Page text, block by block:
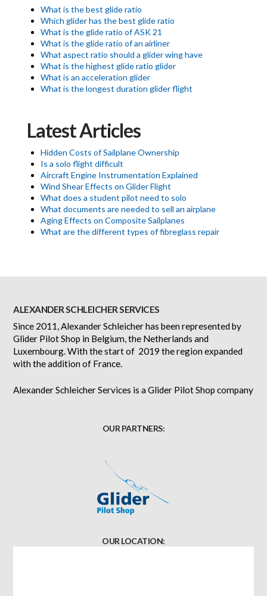
What is the best glide ratio
Which glider has the best glide ratio
What is the glide ratio of ASK 21
What is the glide ratio of an airliner
What aspect ratio should a glider wing have
What is the highest glide ratio glider
What is an acceleration glider
What is the longest duration glider flight
Latest Articles
Hidden Costs of Sailplane Ownership
Is a solo flight difficult
Aircraft Engine Instrumentation Explained
Wind Shear Effects on Glider Flight
What does a student pilot need to solo
What documents are needed to sell an airplane
Aging Effects on Composite Sailplanes
What are the different types of fibreglass repair
ALEXANDER SCHLEICHER SERVICES
Since 2011, Alexander Schleicher has been represented by
Glider Pilot Shop in Belgium, the Netherlands and
Luxembourg. With the start of 2019 the region expanded
with the addition of France.
Alexander Schleicher Services is a Glider Pilot Shop company
OUR PARTNERS:
OUR LOCATION: